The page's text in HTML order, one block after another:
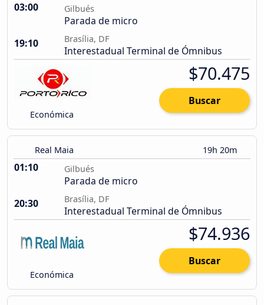
03:00 Gilbués
Parada de micro
19:10
Brasília, DF
Interestadual Terminal de Ómnibus
Económica
$70.475
Buscar
Real Maia 19h 20m
01:10 Gilbués
Parada de micro
20:30
Brasília, DF
Interestadual Terminal de Ómnibus
Económica
$74.936
Buscar